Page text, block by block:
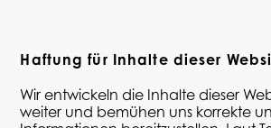
Haftung für Inhalte dieser
Wir entwickeln die Inhalte dieser
weiter und bemühen uns korrekte